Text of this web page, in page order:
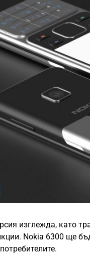
изглежда, като
Nokia 6300 ще